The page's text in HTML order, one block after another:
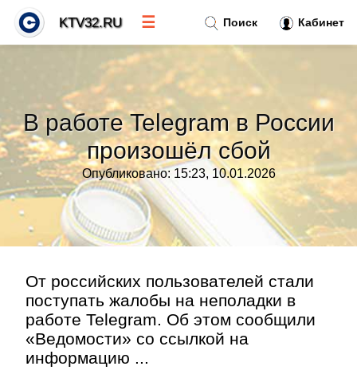
В работе Telegram в России
произошёл сбой
Опубликовано: 15:23, 10.01.2026
От российских пользователей стали
поступать жалобы на неполадки в
работе Telegram. Об этом сообщили
«Ведомости» со ссылкой на
информацию ...
Поиск Кабинет
KTV32.RU ☰
Тренды новостей»
Рубрики»
Правила»
Контакт»